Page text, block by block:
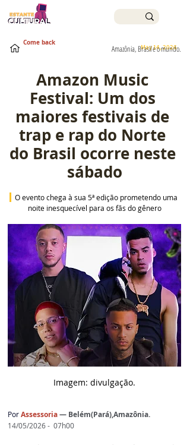
May 14, 2026
Amazônia, Brasil e o mundo.
Come back
Amazon Music
Festival: Um dos
maiores festivais de
trap e rap do Norte
do Brasil ocorre neste
sábado
O evento chega à sua 5ª edição prometendo uma
noite inesquecível para os fãs do gênero
Imagem: divulgação.
PorAssessoria— Belém(Pará),Amazônia.
14/05/2026 -  07h00